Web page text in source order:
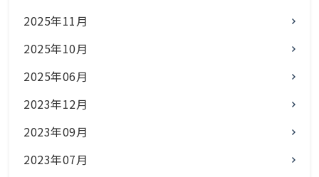
2025年11月
2025年10月
2025年06月
2023年12月
2023年09月
2023年07月